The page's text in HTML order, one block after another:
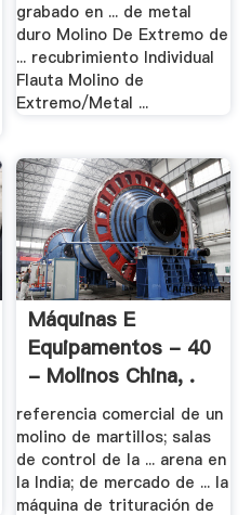
grabado en ... de metal
duro Molino De Extremo de
... recubrimiento Individual
Flauta Molino de
Extremo/Metal ...
Máquinas E
Equipamentos - 40
- Molinos China, .
referencia comercial de un
molino de martillos; salas
de control de la ... arena en
la India; de mercado de ... la
máquina de trituración de